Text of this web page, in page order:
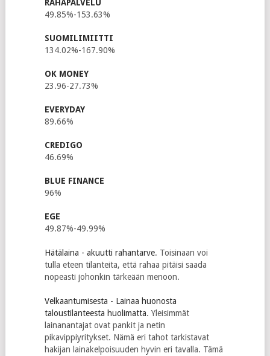
RAHAPALVELU
49.85%-153.63%
SUOMILIMIITTI
134.02%-167.90%
OK MONEY
23.96-27.73%
EVERYDAY
89.66%
CREDIGO
46.69%
BLUE FINANCE
96%
EGE
49.87%-49.99%
Hätälaina - akuutti rahantarve. Toisinaan voi
tulla eteen tilanteita, että rahaa pitäisi saada
nopeasti johonkin tärkeään menoon.
Velkaantumisesta - Lainaa huonosta
taloustilanteesta huolimatta. Yleisimmät
lainanantajat ovat pankit ja netin
pikavippiyritykset. Nämä eri tahot tarkistavat
hakijan lainakelpoisuuden hyvin eri tavalla. Tämä